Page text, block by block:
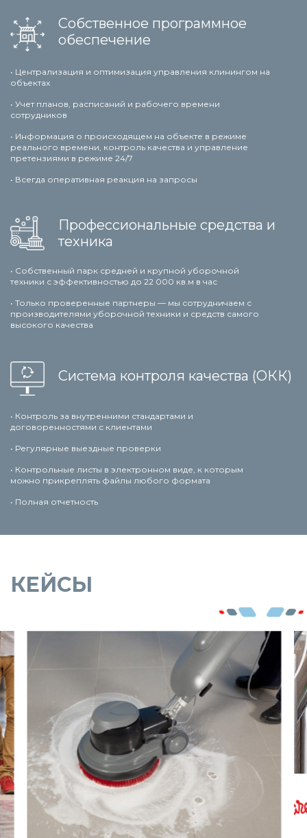
Собственное программное
обеспечение
• Централизация и оптимизация управления клинингом на
объектах
• Учет планов, расписаний и рабочего времени
сотрудников
• Информация о происходящем на объекте в режиме
реального времени, контроль качества и управление
претензиями в режиме 24/7
• Всегда оперативная реакция на запросы
Профессиональные средства и
техника
• Собственный парк средней и крупной уборочной
техники с эффективностью до 22 000 кв.м в час
• Только проверенные партнеры — мы сотрудничаем с
производителями уборочной техники и средств самого
высокого качества
Система контроля качества (ОКК)
• Контроль за внутренними стандартами и
договоренностями с клиентами
• Регулярные выездные проверки
• Контрольные листы в электронном виде, к которым
можно прикреплять файлы любого формата
• Полная отчетность
КЕЙСЫ